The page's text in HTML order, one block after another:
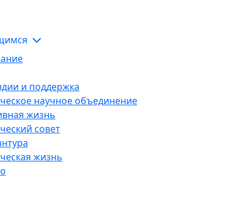
и поддержка
научное объединение
жизнь
совет
жизнь